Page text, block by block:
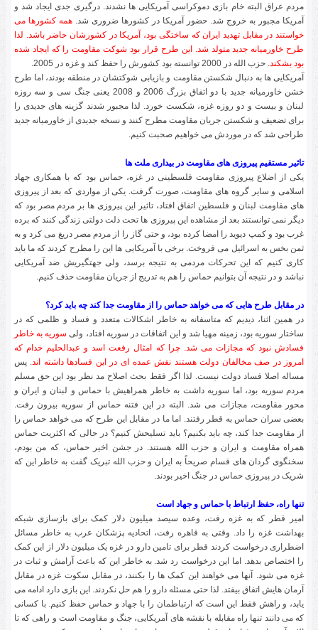
مردم عراق البته خام بازی دموکراسی آمریکایی ها نشدند. درگیری جدی ایجاد شد و
آمریکا مجبور به خروج شد. حضور آمریکا در کشورها ضروری شد.همه کشورها می
خواستند در مقابل تهدید ایران که ساختگی بود، آمریکا در کشورشان حاضر باشد. لذا
طرح خاورمیانه جدید متولد شد. این طرح قرار بود شوکت مقاومت را که ایجاد شده
بود بشکند . حزب الله در 2000 توانسته بود کشورش را حفظ کند و غزه در 2005.
آمریکایی ها به دنبال شکستن مقاومت و بازیابی شوکتشان در منطقه بودند، اما طرح
خشن خاورمیانه جدید با دو اتفاق بزرگ 2006 و 2008 یعنی جنگ سی و سه روزه
لبنان و بیست و دو روزه غزه، شکست خورد. لذا مجبور شدند گزینه های جدیدی را
برای تضعیف و شکستن جریان مقاومت مطرح کنند و نسخه جدیدی از خاورمیانه جدید
طراحی شد که در موردش می خواهیم صحبت کنیم.
تاثیر مستقیم پیروزی های مقاومت در بیداری ملت ها
یکی از اضلاع پیروزی مقاومت فلسطینی در غزه، حماس بود که با همکاری جهاد
اسلامی و سایر گروه های مقاومت، صورت گرفت. یکی از مواردی که بعد از پیروزی
های مقاومت لبنان و فلسطین اتفاق افتاد، تاثیر این پیروزی ها بر مردم مصر بود که
دیگر نمی توانستند بعد از مشاهده این پیروزی ها تحت ذلت دولتی زندگی کنند که برده
غرب بود و کمپ دیوید را امضا کرده بود، و حتی گاز را از مردم مصر دریغ می کرد و به
ثمن بخس به اسرائیل می فروخت. برخی با آمریکایی ها این را مطرح کردند که ما باید
کاری کنیم که این تحرکات مردمی به نتیجه برسد، ولی جهتگیریش ضد آمریکایی
نباشد و در نتیجه آن بتوانیم حماس را هم به تدریج از جریان مقاومت حذف کنیم.
در مقابل طرح هایی که می خواهد حماس را از مقاومت جدا کند چه باید کرد؟
در همین اثنا، دیدیم که متاسفانه به خاطر اشکالات متعدد و فساد و ظلمی که در
ساختار سوریه بود، زمینه مهیا شد و این اتفاقات در سوریه افتاد، ولیسوریه به خاطر
فسادش نبود که مجازات می شد. چرا که امثال رفعت اسد و عبدالحلیم خدام که
امروز در صف مخالفان دولت هستند نقش عمده ای در این فسادها داشته اند
. پس
مساله اصلا فساد دولت نیست. لذا اگر فقط بحث اصلاح مد نظر بود این حق مسلم
مردم سوریه بود، اما سوریه داشت به خاطر همراهیش با حماس و لبنان و ایران و
محور مقاومت، مجازات می شد. البته در این فتنه حماس از سوریه بیرون رفت.
بعضی سران حماس به قطر رفتند. اما ما در مقابل این طرح که می خواهد حماس را
از مقاومت جدا کند، چه باید بکنیم؟ باید تسلیحش کنیم؟ در حالی که اکثریت حماس
همراه مقاومت و ایران و حزب الله هستند. در جشن اخیر حماس، که من بودم،
سخنگوی گردان های قسام صریحاً به ایران و حزب الله تبریک گفت به خاطر این که
شریک در پیروزی حماس در جنگ اخیر بودند.
تنها راه، حفظ ارتباط با حماس و جهاد است
امیر قطر که به غزه رفت، وعده سیصد میلیون دلار کمک برای بازسازی شبکه
بهداشت غزه را داد. وقتی به قاهره رفت، اتحادیه پزشکان عرب به خاطر مسائل
اضطراری درخواست کردند قطر برای تامین دارو در غزه یک میلیون دلار از این کمک
را اختصاص بدهد. اما این درخواست رد شد. به خاطر این که باعث آرامش و ثبات در
غزه می شود. آنها می خواهند این کمک ها را بکنند، در مقابل سکوت غزه در مقابل
آرمان هایش اتفاق بیفتد. لذا حتی مسئله دارو را هم حل نکردند. این بازی دارد ادامه می
یابد، و راهش فقط این است که ارتباطمان را با جهاد و حماس حفظ کنیم. با کسانی
که می دانند تنها راه مقابله با نقشه های آمریکایی، جنگ و مقاومت است و راهی که تا